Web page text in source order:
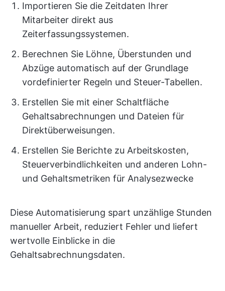
Importieren Sie die Zeitdaten Ihrer
Mitarbeiter direkt aus
Zeiterfassungssystemen.
Berechnen Sie Löhne, Überstunden und
Abzüge automatisch auf der Grundlage
vordefinierter Regeln und Steuer-Tabellen.
Erstellen Sie mit einer Schaltfläche
Gehaltsabrechnungen und Dateien für
Direktüberweisungen.
Erstellen Sie Berichte zu Arbeitskosten,
Steuerverbindlichkeiten und anderen Lohn-
und Gehaltsmetriken für Analysezwecke
Diese Automatisierung spart unzählige Stunden
manueller Arbeit, reduziert Fehler und liefert
wertvolle Einblicke in die
Gehaltsabrechnungsdaten.